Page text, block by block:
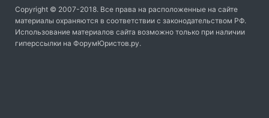
Copyright © 2007-2018. Все права на расположенные на сайте
материалы охраняются в соответствии с законодательством РФ.
Использование материалов сайта возможно только при наличии
гиперссылки на ФорумЮристов.ру.